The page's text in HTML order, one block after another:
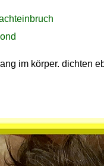
im körper. dichten